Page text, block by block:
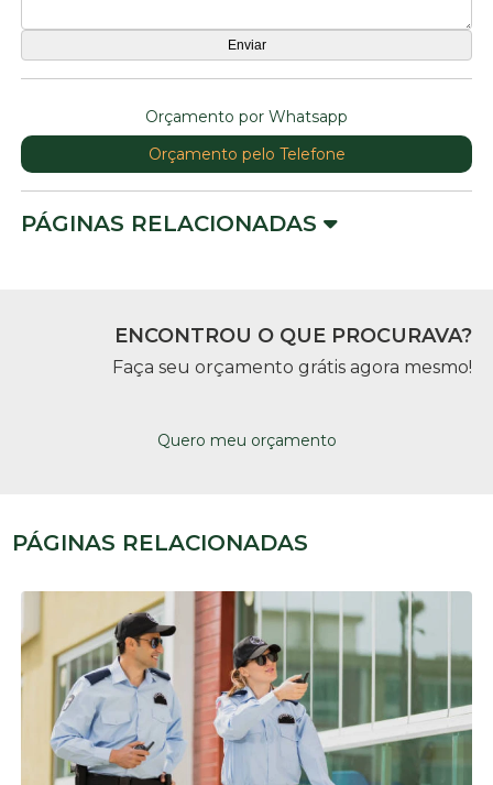
Orçamento por Whatsapp
Orçamento pelo Telefone
PÁGINAS RELACIONADAS
ENCONTROU O QUE PROCURAVA?
Faça seu orçamento grátis agora mesmo!
Quero meu orçamento
PÁGINAS RELACIONADAS